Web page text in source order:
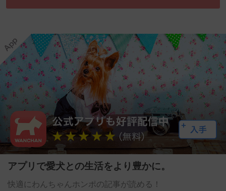
アプリで愛犬との生活をより豊かに。
快適にわんちゃんホンポの記事が読める！